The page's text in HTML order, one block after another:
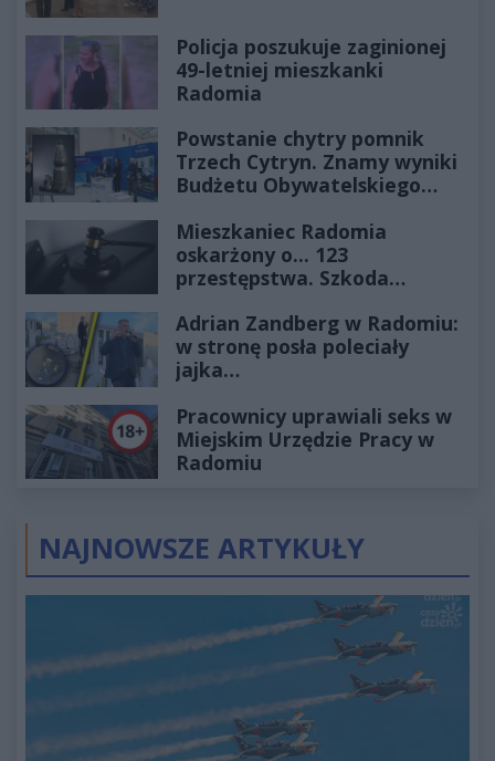
Policja poszukuje zaginionej
49-letniej mieszkanki
Radomia
Powstanie chytry pomnik
Trzech Cytryn. Znamy wyniki
Budżetu Obywatelskiego
Mieszkaniec Radomia
oskarżony o... 123
przestępstwa. Szkoda
złotych
Adrian Zandberg w Radomiu:
w stronę posła poleciały
jajka…
Pracownicy uprawiali seks w
Miejskim Urzędzie Pracy w
Radomiu
NAJNOWSZE ARTYKUŁY